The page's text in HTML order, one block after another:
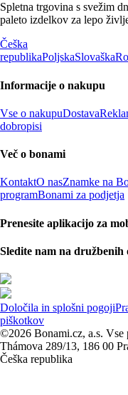
Spletna trgovina s svežim
paleto izdelkov za lepo
Češka
republikaPoljskaSlovaška
Informacije o nakupu
Vse o nakupuDostava
dobropisi
Več o bonami
KontaktO nasZnamke na
programBonami za podjetja
Prenesite aplikacijo za
Sledite nam na družbenih
Določila in splošni pogoji
piškotkov
©2026 Bonami.cz, a.s. Vse
Thámova 289/13, 186 00
Češka republika